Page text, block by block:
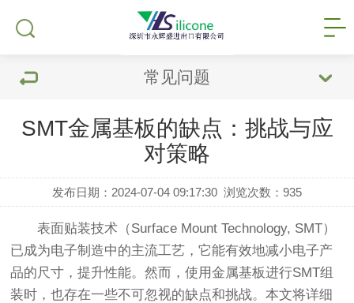
常见问题
SMT金属基板的缺点：挑战与应
对策略
发布日期：2024-07-04 09:17:30 浏览次数：935
表面贴装技术（Surface Mount Technology, SMT）
已成为电子制造中的主流工艺，它能有效地减小电子产
品的尺寸，提升性能。然而，使用金属基板进行SMT组
装时，也存在一些不可忽视的缺点和挑战。本文将详细